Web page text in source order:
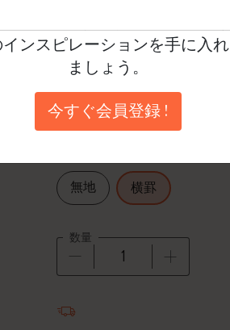
* 選択したカラー
Select a size
Pocket 9x14 cm
無地 横罫
数量
ンスピレーションを手に入れ
ましょう。
今すぐ会員登録 !